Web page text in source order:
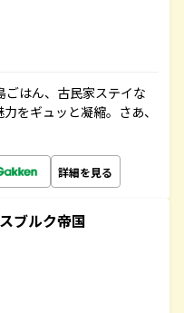
ごはん、古民家ステイな
をギュッと凝縮。さあ、
詳細を見る
ブルク帝国